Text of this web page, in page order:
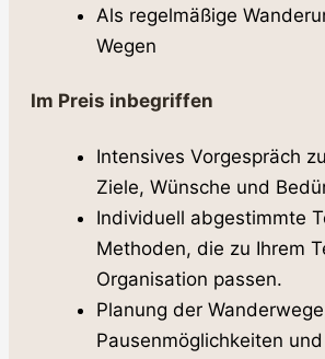
Als regelmäßige
Wegen
Im Preis inbegriffen
Intensives Vorgespräch
Ziele, Wünsche und
Individuell abgestimmte
Methoden, die zu Ihrem
Organisation passen.
Planung der
Pausenmöglichkeiten